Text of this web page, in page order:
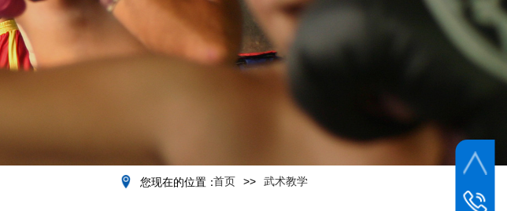
您现在的位置：首页 >> 武术教学
曹校长